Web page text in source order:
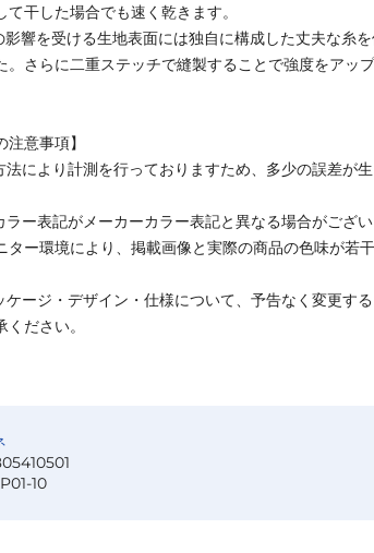
干した場合でも速く乾きます。
響を受ける生地表面には独自に構成した丈夫な糸を
。さらに二重ステッチで縫製することで強度をアッ
注意事項】
により計測を行っておりますため、多少の誤差が
ー表記がメーカーカラー表記と異なる場合がござい
ー環境により、掲載画像と実際の商品の色味が若
ージ・デザイン・仕様について、予告なく変更す
ださい。
10